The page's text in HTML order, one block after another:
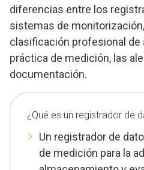
diferencias entre los
sistemas de
clasificación profesional
práctica de medición, las
documentación.
¿Qué es un registrador de
Un registrador de
de medición para la